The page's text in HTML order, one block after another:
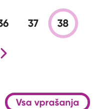
37 38
Vsa vprašanja